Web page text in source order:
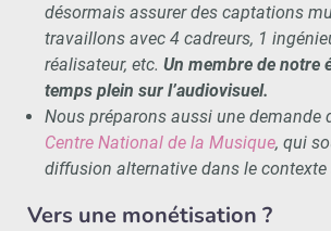
désormais assurer des captations
travaillons avec 4 cadreurs, 1
réalisateur, etc. Un membre de notre
temps plein sur l’audiovisuel.
Nous préparons aussi une demande
Centre National de la Musique, qui
diffusion alternative dans le contexte
Vers une monétisation ?